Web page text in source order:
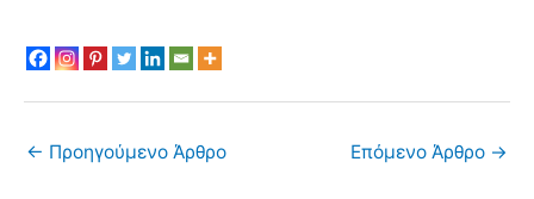
← Προηγούμενο Άρθρο Επόμενο Άρθρο →